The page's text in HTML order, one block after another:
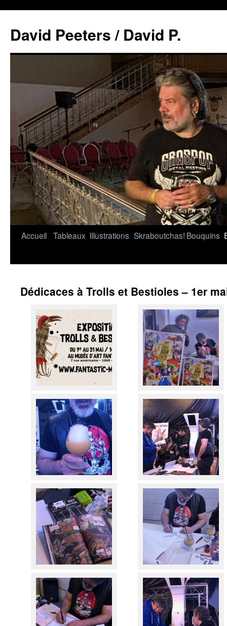
David Peeters / David P.
Accueil Tableaux Illustrations Skraboutchas! Bouquins
Dédicaces à Trolls et Bestioles – 1er